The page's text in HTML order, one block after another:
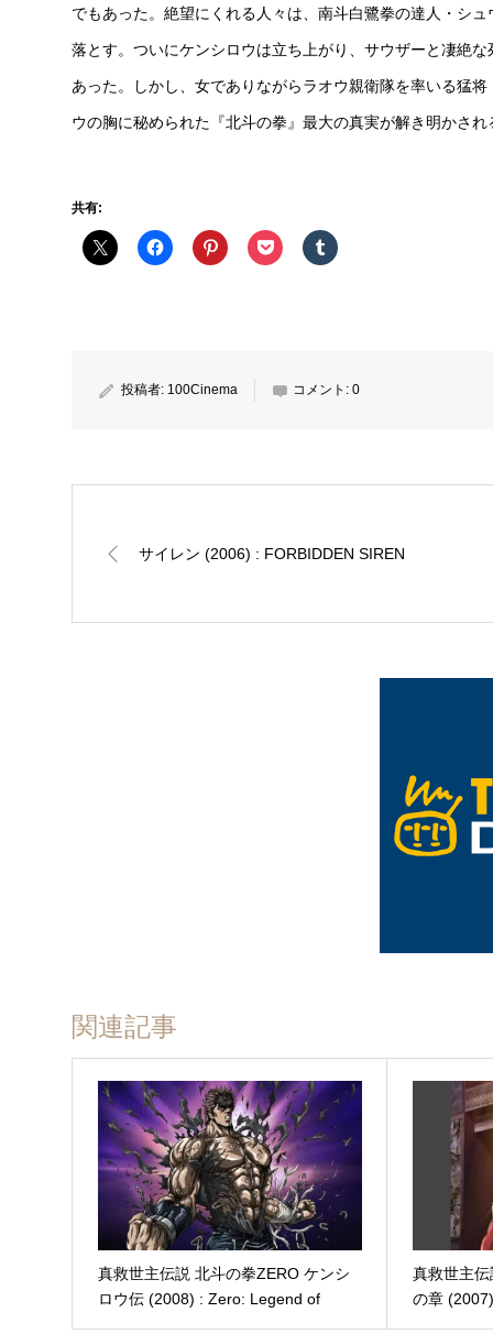
でもあった。絶望にくれる人々は、南斗白鷺拳の達人・シ
落とす。ついにケンシロウは立ち上がり、サウザーと凄絶
あった。しかし、女でありながらラオウ親衛隊を率いる猛
ウの胸に秘められた『北斗の拳』最大の真実が解き明かされ
共有:
投稿者: 100Cinema コメント: 0
サイレン (2006) : FORBIDDEN SIREN
関連記事
真救世主伝説 北斗の拳ZERO ケンシ
ロウ伝 (2008) : Zero: Legend of
真救世主
の章